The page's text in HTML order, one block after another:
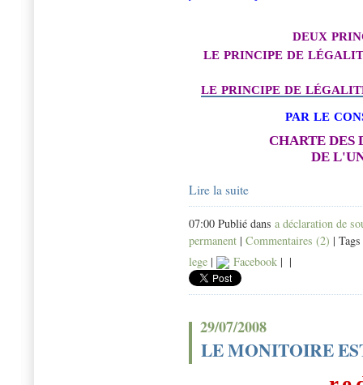
deux
le principe de
le principe de
par le
CHARTE DES
DE
Lire la suite
07:00 Publié dans a déclaration de
permanent | Commentaires (2) |
lege | Facebook | |
29/07/2008
LE MONITOIRE